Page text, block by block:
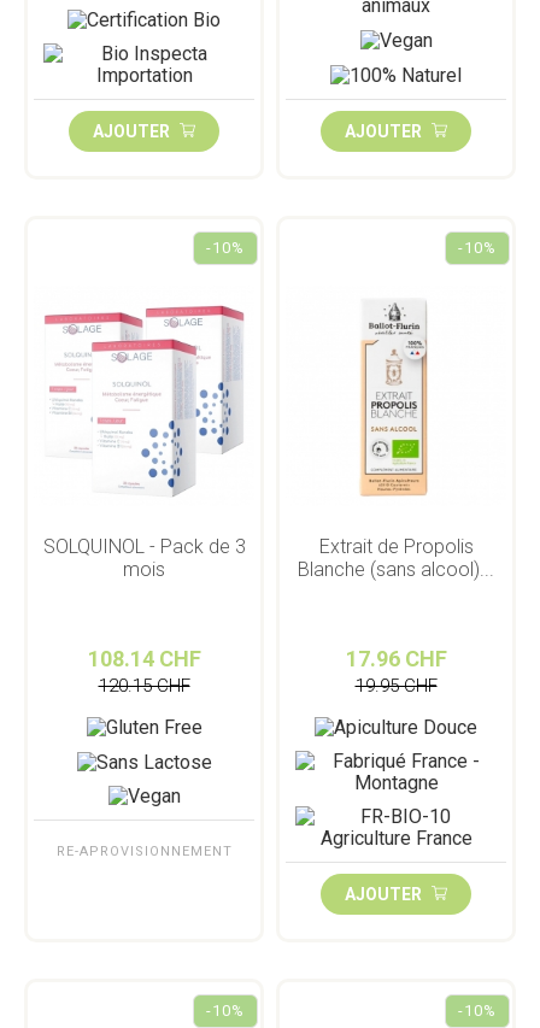
AJOUTER AJOUTER
-10%
SOLQUINOL - Pack de 3
mois
108.14 CHF
120.15 CHF
RE-APROVISIONNEMENT
-10%
Extrait de Propolis
Blanche (sans alcool)...
17.96 CHF
19.95 CHF
AJOUTER
-10% -10%